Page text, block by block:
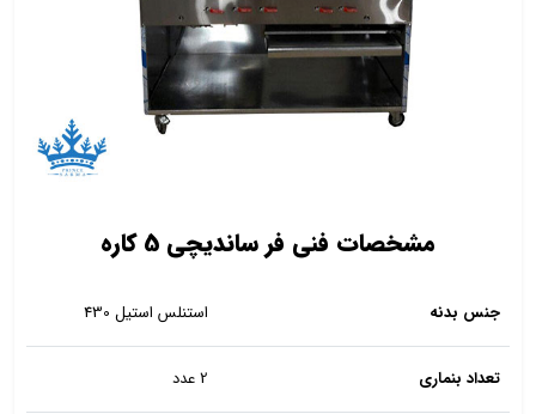
مشخصات فنی فر ساندیچی 5 کاره
جنس بدنه استنلس استیل 430
تعداد بنماری 2 عدد